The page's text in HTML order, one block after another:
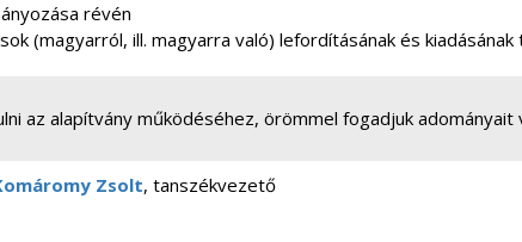
révén
(magyarról, ill. magyarra való) lefordításának és kiadásának
az alapítvány működéséhez, örömmel fogadjuk adományait
Zsolt, tanszékvezető